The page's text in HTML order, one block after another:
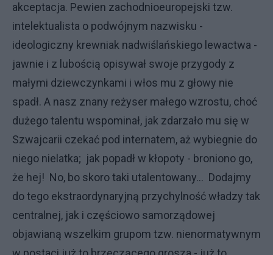
akceptacja. Pewien zachodnioeuropejski tzw.
intelektualista o podwójnym nazwisku -
ideologiczny krewniak nadwiślańskiego lewactwa -
jawnie i z lubością opisywał swoje przygody z
małymi dziewczynkami i włos mu z głowy nie
spadł. A nasz znany reżyser małego wzrostu, choć
dużego talentu wspominał, jak zdarzało mu się w
Szwajcarii czekać pod internatem, aż wybiegnie do
niego nielatka; jak popadł w kłopoty - broniono go,
że hej! No, bo skoro taki utalentowany... Dodajmy
do tego ekstraordynaryjną przychylność władzy tak
centralnej, jak i częściowo samorządowej
objawianą wszelkim grupom tzw. nienormatywnym